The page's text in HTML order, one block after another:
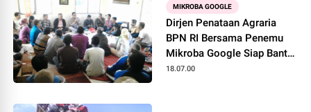
MIKROBA GOOGLE
Dirjen Penataan Agraria
BPN RI Bersama Penemu
Mikroba Google Siap Bantu
Petani
18.07.00